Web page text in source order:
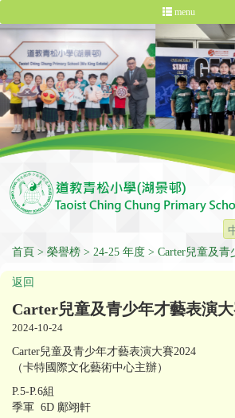
menu
首頁 榮譽榜 24-25 年度 Carter兒童及青
返回
Carter兒童及青少年才藝表演大
2024-10-24
Carter兒童及青少年才藝表演大賽2024
（卡特國際文化藝術中心主辦）
P.5-P.6組
季軍 6D 鄺翊軒